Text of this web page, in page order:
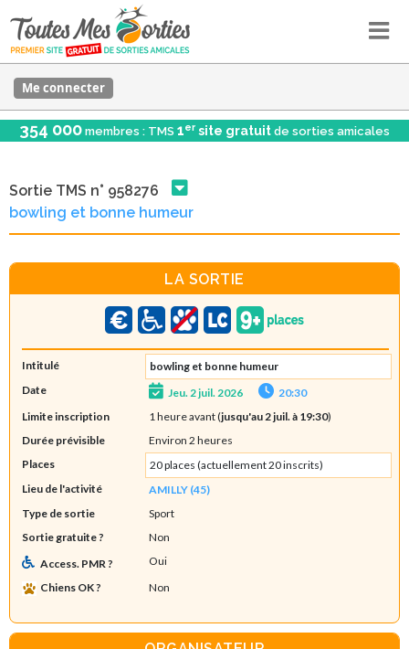
Me connecter
354 000 membres : TMS 1er site gratuit de sorties amicales
Sortie TMS n° 958276
bowling et bonne humeur
LA SORTIE
Intitulé
bowling et bonne humeur
Date
Jeu. 2 juil. 2026
20:30
Limite inscription
1 heure avant (jusqu'au 2 juil. à 19:30)
Durée prévisible
Environ 2 heures
Places
20 places (actuellement 20 inscrits)
Lieu de l'activité
AMILLY (45)
Type de sortie
Sport
Sortie gratuite ?
Non
Access. PMR ?
Oui
Chiens OK ?
Non